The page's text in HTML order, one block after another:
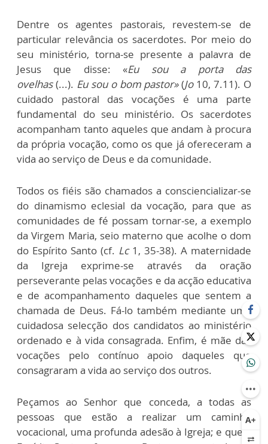
Dentre os agentes pastorais, revestem-se de
particular relevância os sacerdotes. Por meio do
seu ministério, torna-se presente a palavra de
Jesus que disse: «Eu sou a porta das
ovelhas (...). Eu sou o bom pastor» (Jo 10, 7.11). O
cuidado pastoral das vocações é uma parte
fundamental do seu ministério. Os sacerdotes
acompanham tanto aqueles que andam à procura
da própria vocação, como os que já ofereceram a
vida ao serviço de Deus e da comunidade.
Todos os fiéis são chamados a consciencializar-se
do dinamismo eclesial da vocação, para que as
comunidades de fé possam tornar-se, a exemplo
da Virgem Maria, seio materno que acolhe o dom
do Espírito Santo (cf. Lc 1, 35-38). A maternidade
da Igreja exprime-se através da oração
perseverante pelas vocações e da acção educativa
e de acompanhamento daqueles que sentem a
chamada de Deus. Fá-lo também mediante uma
cuidadosa selecção dos candidatos ao ministério
ordenado e à vida consagrada. Enfim, é mãe das
vocações pelo contínuo apoio daqueles que
consagraram a vida ao serviço dos outros.
Peçamos ao Senhor que conceda, a todas as
pessoas que estão a realizar um caminho
vocacional, uma profunda adesão à Igreja; e que o